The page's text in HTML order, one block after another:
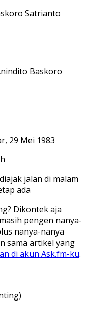
Satrianto
Baskoro
29 Mei 1983
jalan di malam
ada
Dikontek aja
pengen nanya-
nanya-nanya
sama artikel yang
di akun Ask.fm-ku.